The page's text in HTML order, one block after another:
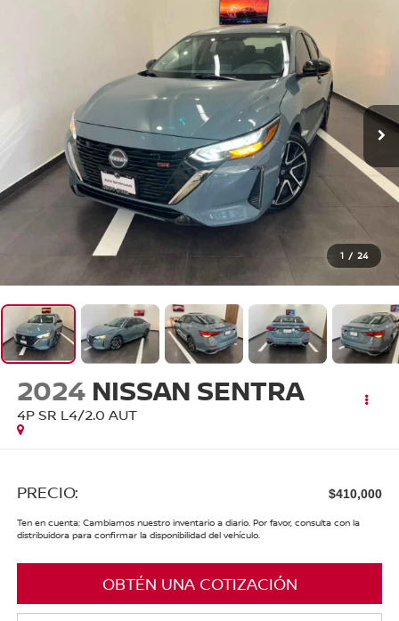
1 / 24
2024 NISSAN SENTRA
4P SR L4/2.0 AUT
PRECIO: $410,000
Ten en cuenta: Cambiamos nuestro inventario a diario. Por favor, consulta con la
distribuidora para confirmar la disponibilidad del vehículo.
OBTÉN UNA COTIZACIÓN